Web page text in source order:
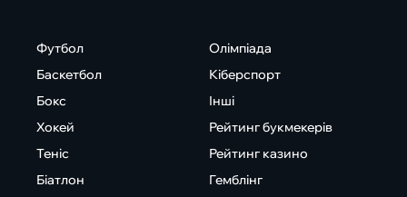
Футбол
Баскетбол
Бокс
Хокей
Теніс
Біатлон
Олімпіада
Кіберспорт
Інші
Рейтинг букмекерів
Рейтинг казино
Гемблінг